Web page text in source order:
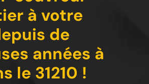
à votre
de
années à
le 31210 !